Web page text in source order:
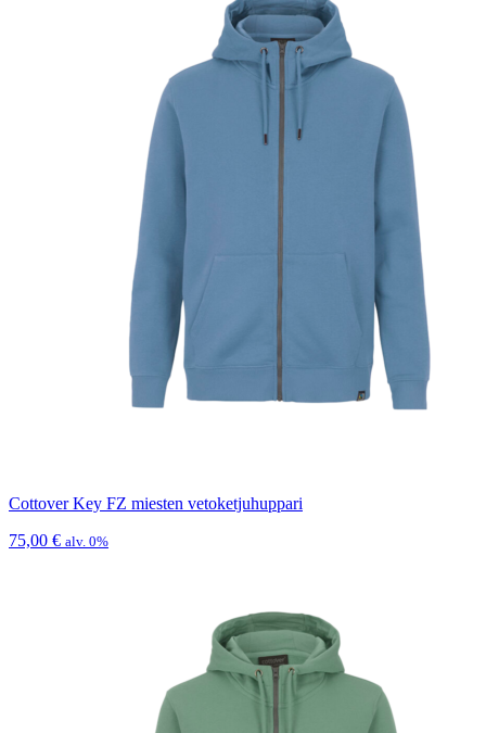
Cottover Key FZ miesten vetoketjuhuppari
75,00 € alv. 0%